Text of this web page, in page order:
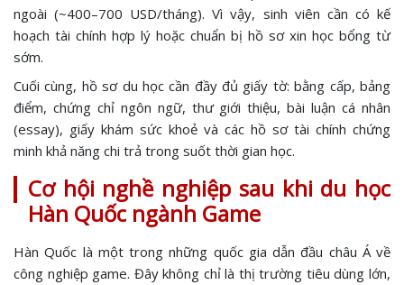
ngoài (~400–700 USD/tháng). Vì vậy, sinh viên cần có kế
hoạch tài chính hợp lý hoặc chuẩn bị hồ sơ xin học bổng từ
sớm.
Cuối cùng, hồ sơ du học cần đầy đủ giấy tờ: bằng cấp, bảng
điểm, chứng chỉ ngôn ngữ, thư giới thiệu, bài luận cá nhân
(essay), giấy khám sức khoẻ và các hồ sơ tài chính chứng
minh khả năng chi trả trong suốt thời gian học.
Cơ hội nghề nghiệp sau khi du học
Hàn Quốc ngành Game
Hàn Quốc là một trong những quốc gia dẫn đầu châu Á về
công nghiệp game. Đây không chỉ là thị trường tiêu dùng lớn,